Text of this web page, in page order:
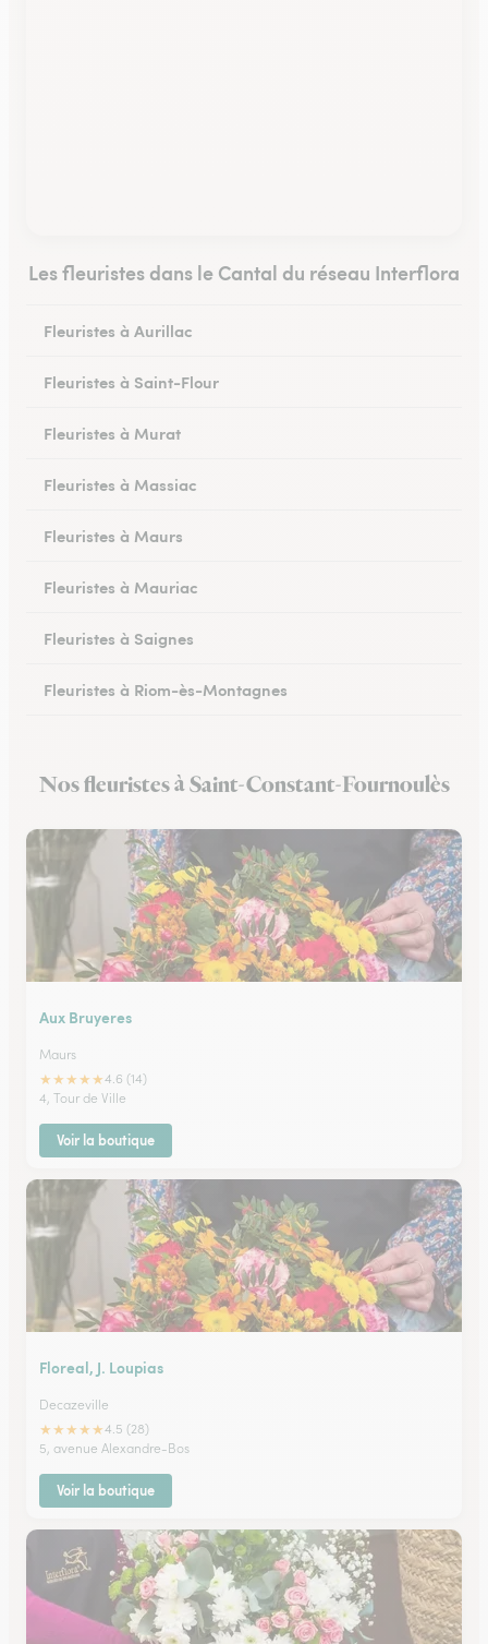
Les fleuristes dans le Cantal du réseau Interflora
Fleuristes à Aurillac
Fleuristes à Saint-Flour
Fleuristes à Murat
Fleuristes à Massiac
Fleuristes à Maurs
Fleuristes à Mauriac
Fleuristes à Saignes
Fleuristes à Riom-ès-Montagnes
Nos fleuristes à Saint-Constant-Fournoulès
Aux Bruyeres
Maurs
★★★★★4.6 (14)
4, Tour de Ville
Voir la boutique
Floreal, J. Loupias
Decazeville
★★★★★4.5 (28)
5, avenue Alexandre-Bos
Voir la boutique